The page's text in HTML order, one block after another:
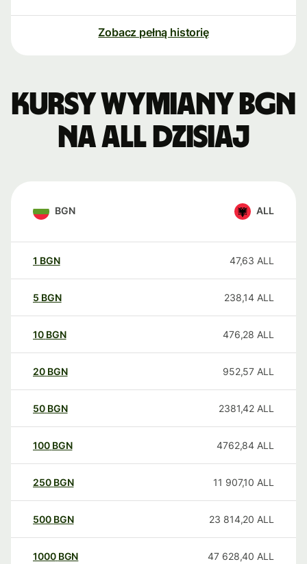
Zobacz pełną historię
Kursy wymiany BGN
na ALL dzisiaj
BGN ALL
1 BGN 47,63 ALL
5 BGN 238,14 ALL
10 BGN 476,28 ALL
20 BGN 952,57 ALL
50 BGN 2381,42 ALL
100 BGN 4762,84 ALL
250 BGN 11 907,10 ALL
500 BGN 23 814,20 ALL
1000 BGN 47 628,40 ALL